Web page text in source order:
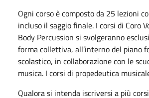
Ogni corso è composto da 25 lezioni
incluso il saggio finale. I corsi di Coro
Body Percussion si svolgeranno
forma collettiva, all’interno del piano
scolastico, in collaborazione con le
musica. I corsi di propedeutica
Qualora si intenda iscriversi a più